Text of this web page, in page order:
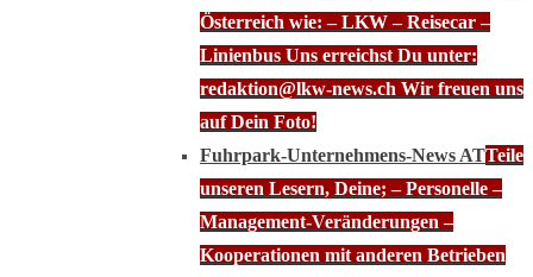
Österreich wie: – LKW – Reisecar –
Linienbus Uns erreichst Du unter:
redaktion@lkw-news.ch Wir freuen uns
auf Dein Foto!
Fuhrpark-Unternehmens-News ATTeile
unseren Lesern, Deine; – Personelle –
Management-Veränderungen –
Kooperationen mit anderen Betrieben